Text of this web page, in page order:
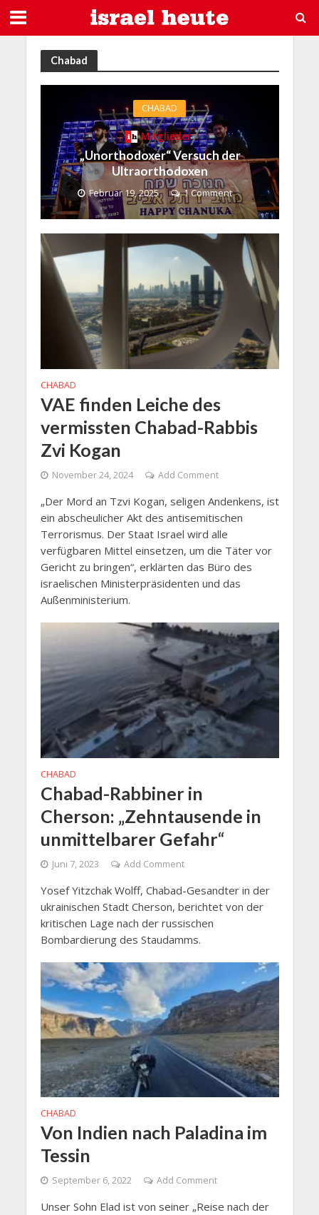
Chabad
CHABAD
Mitglieder
„Unorthodoxer“ Versuch der
Ultraorthodoxen
Februar 19, 2025 1 Comment
CHABAD
VAE finden Leiche des
vermissten Chabad-Rabbis
Zvi Kogan
November 24, 2024 Add Comment
„Der Mord an Tzvi Kogan, seligen Andenkens, ist
ein abscheulicher Akt des antisemitischen
Terrorismus. Der Staat Israel wird alle
verfügbaren Mittel einsetzen, um die Täter vor
Gericht zu bringen“, erklärten das Büro des
israelischen Ministerpräsidenten und das
Außenministerium.
CHABAD
Chabad-Rabbiner in
Cherson: „Zehntausende in
unmittelbarer Gefahr“
Juni 7, 2023 Add Comment
Yosef Yitzchak Wolff, Chabad-Gesandter in der
ukrainischen Stadt Cherson, berichtet von der
kritischen Lage nach der russischen
Bombardierung des Staudamms.
CHABAD
Von Indien nach Paladina im
Tessin
September 6, 2022 Add Comment
Unser Sohn Elad ist von seiner „Reise nach der